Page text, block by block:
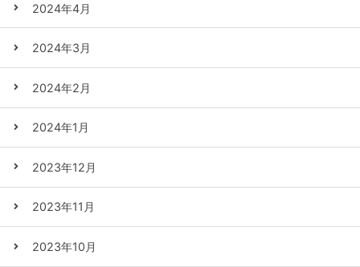
2024年4月
2024年3月
2024年2月
2024年1月
2023年12月
2023年11月
2023年10月